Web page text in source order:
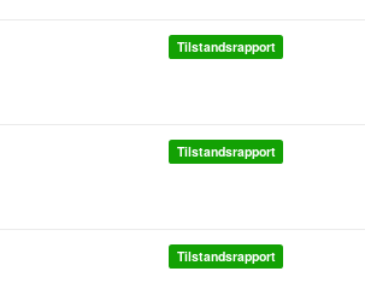
Tilstandsrapport
Tilstandsrapport
Tilstandsrapport